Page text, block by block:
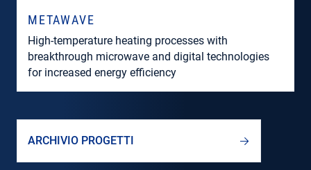
METAWAVE
High-temperature heating processes with
breakthrough microwave and digital technologies
for increased energy efficiency
ARCHIVIO PROGETTI